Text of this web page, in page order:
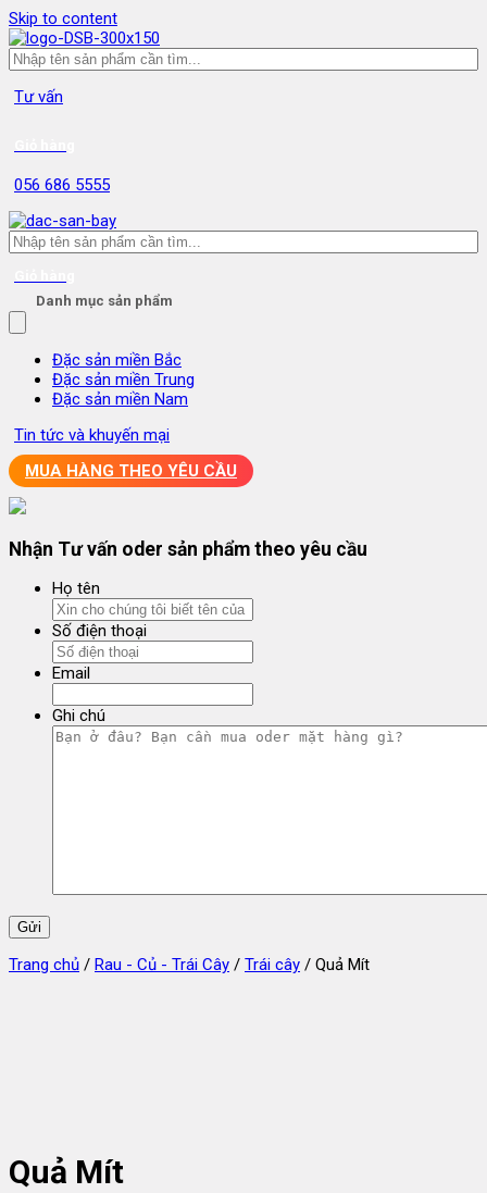
Skip to content
Tư vấn
056 686 5555
Danh mục sản phẩm
Đặc sản miền Bắc
Đặc sản miền Trung
Đặc sản miền Nam
Tin tức và khuyến mại
MUA HÀNG THEO YÊU CẦU
Nhận Tư vấn oder sản phẩm theo yêu cầu
Họ tên
Số điện thoại
Email
Ghi chú
Trang chủ / Rau - Củ - Trái Cây / Trái cây / Quả Mít
Quả Mít